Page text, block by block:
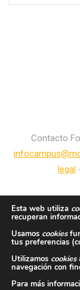
Contacto
legal
Esta web utiliza
recuperan
Usamos cookies
tus preferencias
Utilizamos cookies
navegación con
Para más